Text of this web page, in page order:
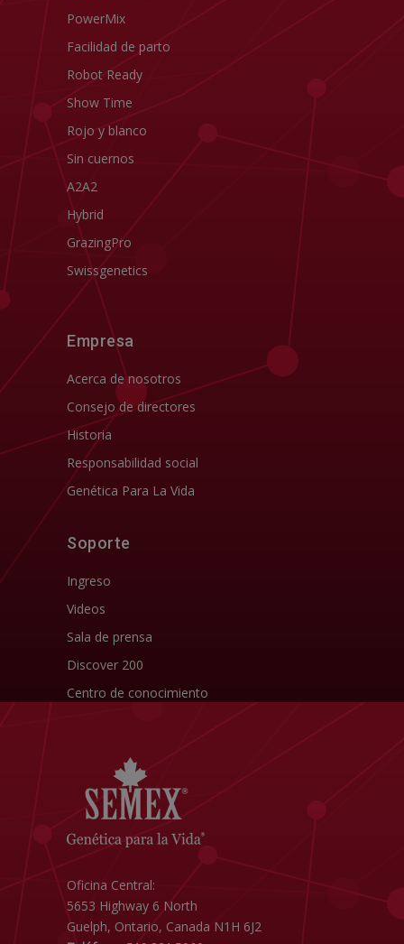
PowerMix
Facilidad de parto
Robot Ready
Show Time
Rojo y blanco
Sin cuernos
A2A2
Hybrid
GrazingPro
Swissgenetics
Empresa
Acerca de nosotros
Consejo de directores
Historia
Responsabilidad social
Genética Para La Vida
Soporte
Ingreso
Videos
Sala de prensa
Discover 200
Centro de conocimiento
Oficina Central:
5653 Highway 6 North
Guelph, Ontario, Canada N1H 6J2